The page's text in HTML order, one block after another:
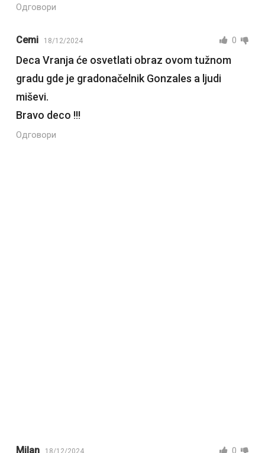
Одговори
Cemi 18/12/2024 0
Deca Vranja će osvetlati obraz ovom tužnom
gradu gde je gradonačelnik Gonzales a ljudi
miševi.
Bravo deco !!!
Одговори
Milan 18/12/2024 0